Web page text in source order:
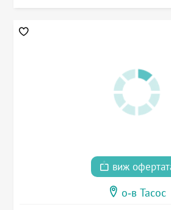
виж
о-в Тасос